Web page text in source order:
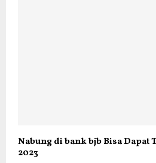
Nabung di bank bjb Bisa Dapat
2023